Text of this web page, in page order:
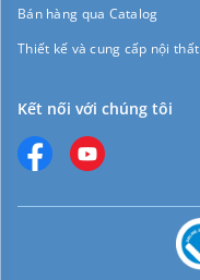
Bán hàng qua Catalog
Thiết kế và cung cấp nội thất
Kết nối với chúng tôi